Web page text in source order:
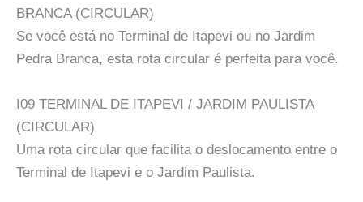
BRANCA (CIRCULAR)
Se você está no Terminal de Itapevi ou no Jardim
Pedra Branca, esta rota circular é perfeita para você.
I09 TERMINAL DE ITAPEVI / JARDIM PAULISTA
(CIRCULAR)
Uma rota circular que facilita o deslocamento entre o
Terminal de Itapevi e o Jardim Paulista.